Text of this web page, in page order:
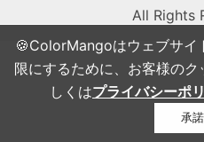
🍪ColorMangoはウェブサイ
限にするために、お客様の
しくはプライバシーポ
承
All Rights